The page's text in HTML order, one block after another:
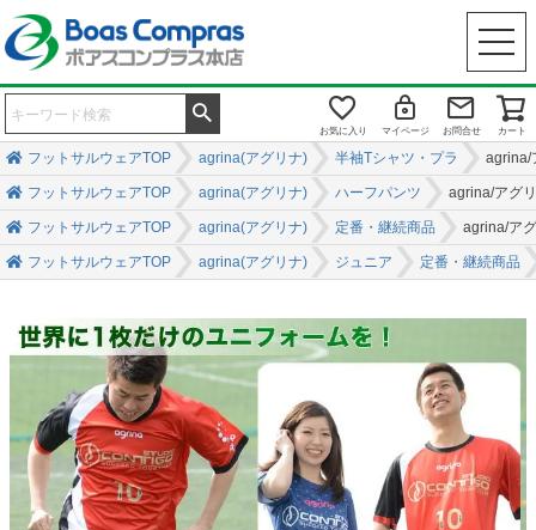
お気に入り マイページ お問合せ カート
フットサルウェアTOP agrina(アグリナ) 半袖Tシャツ・プラ agrina/
フットサルウェアTOP agrina(アグリナ) ハーフパンツ agrina/アグ
フットサルウェアTOP agrina(アグリナ) 定番・継続商品 agrina/ア
フットサルウェアTOP agrina(アグリナ) ジュニア 定番・継続商品